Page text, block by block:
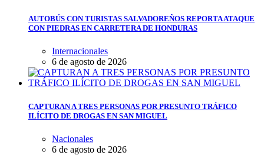
AUTOBÚS CON TURISTAS SALVADOREÑOS REPORTA ATAQUE
CON PIEDRAS EN CARRETERA DE HONDURAS
Internacionales
6 de agosto de 2026
CAPTURAN A TRES PERSONAS POR PRESUNTO TRÁFICO
ILÍCITO DE DROGAS EN SAN MIGUEL
Nacionales
6 de agosto de 2026